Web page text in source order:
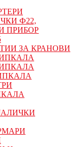
Ф22,
ПРИБОР
ЗА КРАНОВИ